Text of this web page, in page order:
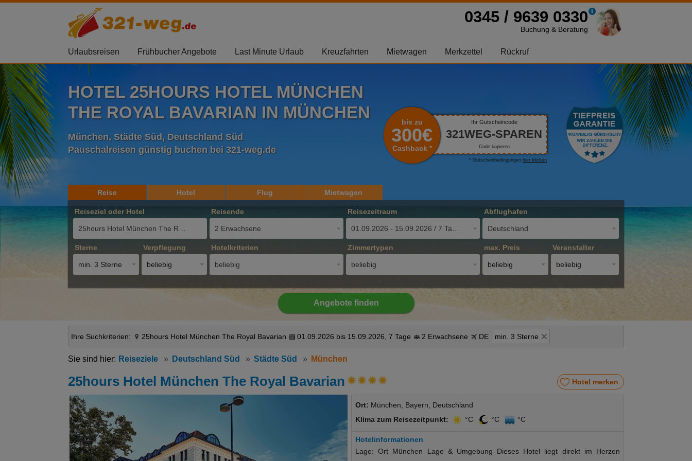
0345 / 9639 0330
Buchung & Beratung
Urlaubsreisen Frühbucher Angebote Last Minute Urlaub Kreuzfahrten Mietwagen Merkzettel Rückruf
HOTEL 25HOURS HOTEL MÜNCHEN
THE ROYAL BAVARIAN IN MÜNCHEN
München, Städte Süd, Deutschland Süd
Pauschalreisen günstig buchen bei 321-weg.de
bis zu
300€
Cashback *
Ihr Gutscheincode
321WEG-SPAREN
Code kopieren
* Gutscheinbedingungen hier klicken
Reise Hotel Flug Mietwagen
Reiseziel oder Hotel Reisende
2 Erwachsene
Reisezeitraum
01.09.2026 - 15.09.2026 / 7 Tage
Abflughafen
Deutschland
Sterne
min. 3 Sterne
Verpflegung
beliebig
Hotelkriterien
beliebig
Zimmertypen
beliebig
max. Preis
beliebig
Veranstalter
beliebig
Angebote finden
Ihre Suchkriterien: 25hours Hotel München The Royal Bavarian 01.09.2026 bis 15.09.2026, 7 Tage 2 Erwachsene DE min. 3 Sterne
Reiseziele Deutschland Süd Städte Süd München
Hotel merken
25hours Hotel München The Royal Bavarian
Ort: München, Bayern, Deutschland
Klima zum Reisezeitpunkt:
°C °C °C
Hotelinformationen
Lage: Ort München Lage & Umgebung Dieses Hotel liegt direkt im Herzen